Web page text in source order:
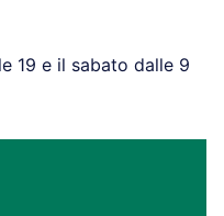
19 e il sabato dalle 9